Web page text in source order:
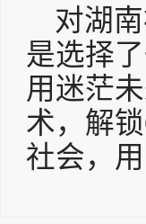
对湖
是选择
用迷茫
术，解
社会，